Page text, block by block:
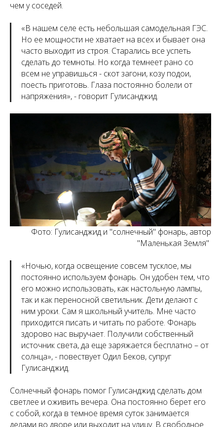
чем у соседей.
«В нашем селе есть небольшая самодельная ГЭС.
Но ее мощности не хватает на всех и бывает она
часто выходит из строя. Старались все успеть
сделать до темноты. Но когда темнеет рано со
всем не управишься - скот загони, козу подои,
поесть приготовь. Глаза постоянно болели от
напряжения», - говорит Гулисанджид.
Фото: Гулисанджид и "солнечный" фонарь, автор
"Маленькая Земля"
«Ночью, когда освещение совсем тусклое, мы
постоянно используем фонарь. Он удобен тем, что
его можно использовать, как настольную лампы,
так и как переносной светильник. Дети делают с
ним уроки. Сам я школьный учитель. Мне часто
приходится писать и читать по работе. Фонарь
здорово нас выручает. Получили собственный
источник света, да еще заряжается бесплатно – от
солнца», - повествует Одил Беков, супруг
Гулисанджид.
Солнечный фонарь помог Гулисанджид сделать дом
светлее и оживить вечера. Она постоянно берет его
с собой, когда в темное время суток занимается
делами во дворе или выходит на улицу. В свободное